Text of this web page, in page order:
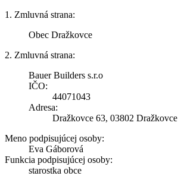
1. Zmluvná strana:
Obec Dražkovce
2. Zmluvná strana:
Bauer Builders s.r.o
IČO:
44071043
Adresa:
Dražkovce 63, 03802 Dražkovce
Meno podpisujúcej osoby:
Eva Gáborová
Funkcia podpisujúcej osoby:
starostka obce